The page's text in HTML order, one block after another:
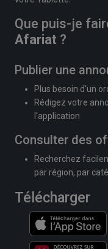
Que puis-je
Afariat ?
Publier une
Plus besoin d'un
Rédigez votre
l'application
Consulter des
Recherchez
par région, par
Télécharger